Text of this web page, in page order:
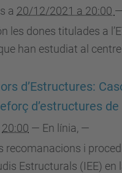
a 20/12/2021 a 20:00 —
les dones titulades a
han estudiat al centre.
d’Estructures:
d’estructures
20:00 — En línia, —
recomanacions i
Estructurals (IEE) en